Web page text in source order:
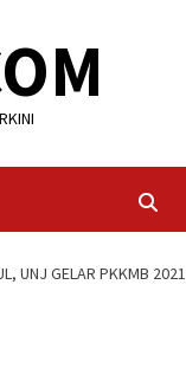
UNJ GELAR PKKMB 2021